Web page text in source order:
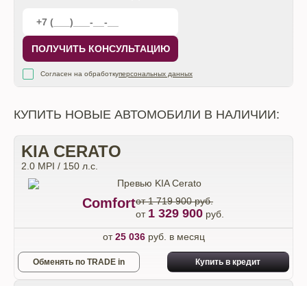
ПОЛУЧИТЬ КОНСУЛЬТАЦИЮ
Согласен на обработкуперсональных данных
КУПИТЬ НОВЫЕ АВТОМОБИЛИ В НАЛИЧИИ:
KIA CERATO
2.0 MPI / 150 л.с.
Comfortот 1 719 900 руб.
от 1 329 900 руб.
от25 036руб. в месяц
Обменять по TRADE in Купить в кредит